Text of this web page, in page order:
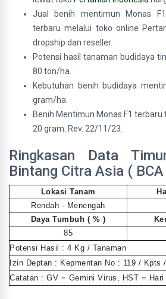
Jual benih mentimun Monas
terbaru melalui toko online
dropship dan reseller.
Potensi hasil tanaman budidaya
80 ton/ha.
Kebutuhan benih budidaya
gram/ha.
Benih Mentimun Monas F1
20 gram. Rev. 22/11/23.
Ringkasan Data
Bintang Citra Asia (
Lokasi Tanam
Rendah - Menengah
Daya Tumbuh ( % )
85
Potensi Hasil : 4 Kg / Tanaman
Izin Deptan : Kepmentan No : 119 /
Catatan : GV = Gemini Virus, HST = Hari